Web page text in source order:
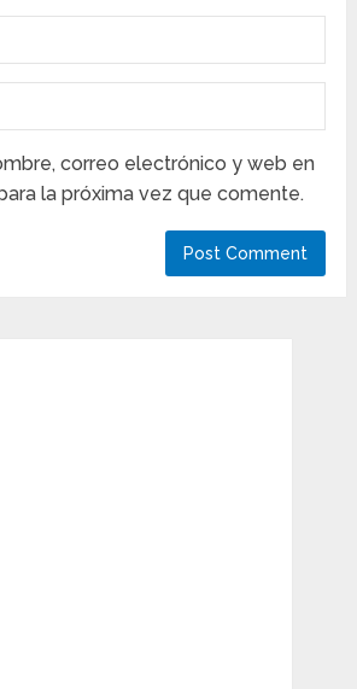
correo electrónico y web en
la próxima vez que comente.